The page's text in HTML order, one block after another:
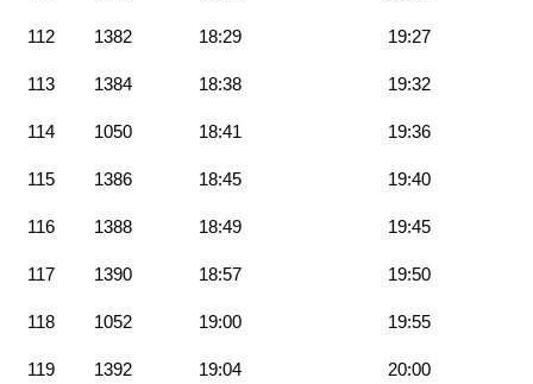
112 1382 18:29 19:27
113 1384 18:38 19:32
114 1050 18:41 19:36
115 1386 18:45 19:40
116 1388 18:49 19:45
117 1390 18:57 19:50
118 1052 19:00 19:55
119 1392 19:04 20:00